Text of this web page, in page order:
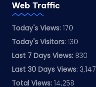
Web Traffic
Today's Views: 170
Today's Visitors: 130
Last 7 Days Views: 830
Last 30 Days Views: 3,147
Total Views: 14,258